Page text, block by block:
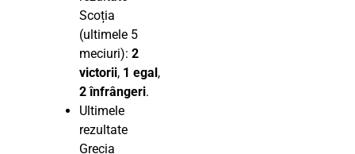
Scoția
(ultimele 5
meciuri): 2
victorii, 1 egal,
2 înfrângeri.
Ultimele
rezultate
Grecia